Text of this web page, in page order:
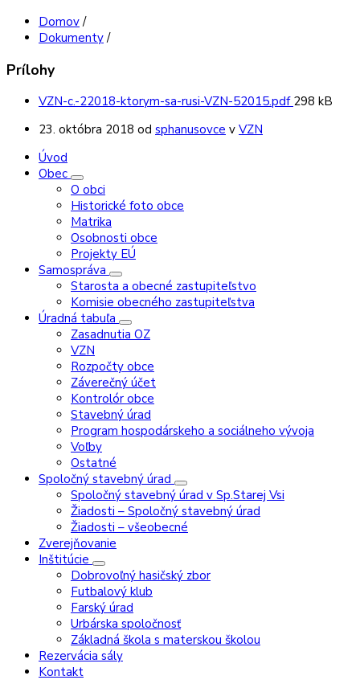
Domov /
Dokumenty /
Prílohy
VZN-c.-22018-ktorym-sa-rusi-VZN-52015.pdf Veľkosť
298 kB
23. októbra 2018 od sphanusovce v VZN
Úvod
Obec
O obci
Historické foto obce
Matrika
Osobnosti obce
Projekty EÚ
Samospráva
Starosta a obecné zastupiteľstvo
Komisie obecného zastupiteľstva
Úradná tabuľa
Zasadnutia OZ
VZN
Rozpočty obce
Záverečný účet
Kontrolór obce
Stavebný úrad
Program hospodárskeho a sociálneho vývoja
Voľby
Ostatné
Spoločný stavebný úrad
Spoločný stavebný úrad v Sp.Starej Vsi
Žiadosti – Spoločný stavebný úrad
Žiadosti – všeobecné
Zverejňovanie
Inštitúcie
Dobrovoľný hasičský zbor
Futbalový klub
Farský úrad
Urbárska spoločnosť
Základná škola s materskou školou
Rezervácia sály
Kontakt